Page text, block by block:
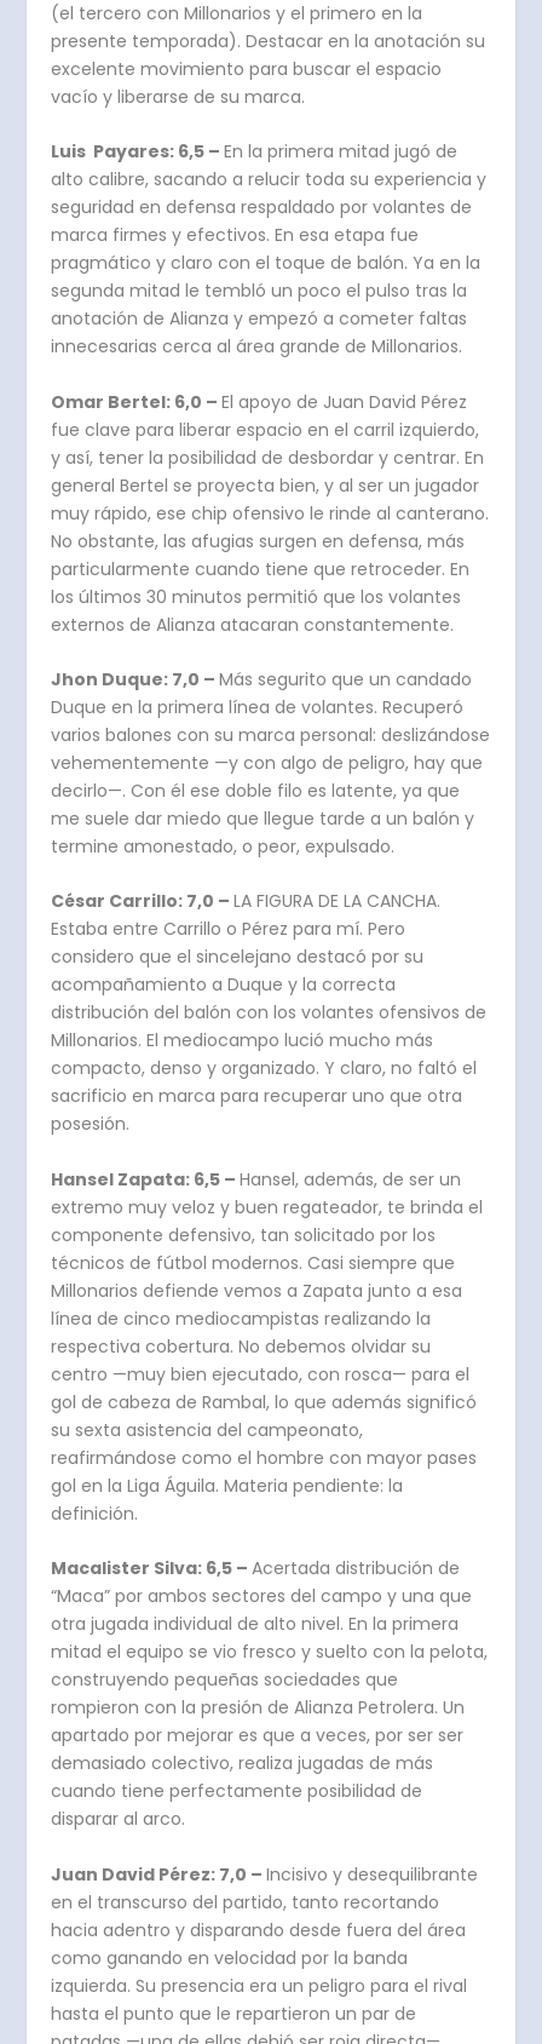
(el tercero con Millonarios y el primero en la
presente temporada). Destacar en la anotación su
excelente movimiento para buscar el espacio
vacío y liberarse de su marca.
Luis Payares: 6,5 –En la primera mitad jugó de
alto calibre, sacando a relucir toda su experiencia y
seguridad en defensa respaldado por volantes de
marca firmes y efectivos. En esa etapa fue
pragmático y claro con el toque de balón. Ya en la
segunda mitad le tembló un poco el pulso tras la
anotación de Alianza y empezó a cometer faltas
innecesarias cerca al área grande de Millonarios.
Omar Bertel: 6,0 –El apoyo de Juan David Pérez
fue clave para liberar espacio en el carril izquierdo,
y así, tener la posibilidad de desbordar y centrar. En
general Bertel se proyecta bien, y al ser un jugador
muy rápido, ese chip ofensivo le rinde al canterano.
No obstante, las afugias surgen en defensa, más
particularmente cuando tiene que retroceder. En
los últimos 30 minutos permitió que los volantes
externos de Alianza atacaran constantemente.
Jhon Duque: 7,0 –Más segurito que un candado
Duque en la primera línea de volantes. Recuperó
varios balones con su marca personal: deslizándose
vehementemente —y con algo de peligro, hay que
decirlo—. Con él ese doble filo es latente, ya que
me suele dar miedo que llegue tarde a un balón y
termine amonestado, o peor, expulsado.
César Carrillo: 7,0 –LA FIGURA DE LA CANCHA.
Estaba entre Carrillo o Pérez para mí. Pero
considero que el sincelejano destacó por su
acompañamiento a Duque y la correcta
distribución del balón con los volantes ofensivos de
Millonarios. El mediocampo lució mucho más
compacto, denso y organizado. Y claro, no faltó el
sacrificio en marca para recuperar uno que otra
posesión.
Hansel Zapata: 6,5 –Hansel, además, de ser un
extremo muy veloz y buen regateador, te brinda el
componente defensivo, tan solicitado por los
técnicos de fútbol modernos. Casi siempre que
Millonarios defiende vemos a Zapata junto a esa
línea de cinco mediocampistas realizando la
respectiva cobertura. No debemos olvidar su
centro —muy bien ejecutado, con rosca— para el
gol de cabeza de Rambal, lo que además significó
su sexta asistencia del campeonato,
reafirmándose como el hombre con mayor pases
gol en la Liga Águila. Materia pendiente: la
definición.
Macalister Silva: 6,5 –Acertada distribución de
“Maca” por ambos sectores del campo y una que
otra jugada individual de alto nivel. En la primera
mitad el equipo se vio fresco y suelto con la pelota,
construyendo pequeñas sociedades que
rompieron con la presión de Alianza Petrolera. Un
apartado por mejorar es que a veces, por ser ser
demasiado colectivo, realiza jugadas de más
cuando tiene perfectamente posibilidad de
disparar al arco.
Juan David Pérez: 7,0 –Incisivo y desequilibrante
en el transcurso del partido, tanto recortando
hacia adentro y disparando desde fuera del área
como ganando en velocidad por la banda
izquierda. Su presencia era un peligro para el rival
hasta el punto que le repartieron un par de